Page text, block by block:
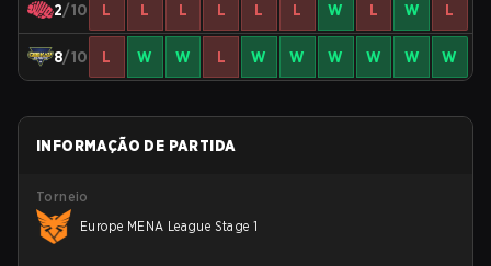
2/10 L L L L L L W L W L
8/10 L W W L W W W W W W
INFORMAÇÃO DE PARTIDA
Torneio
Europe MENA League Stage 1